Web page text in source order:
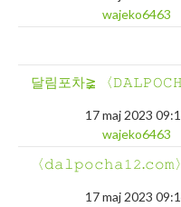
wajeko6463
달림포차≩
17 maj 2023
wajeko6463
〈𝚍𝚊𝚕𝚙𝚘𝚌𝚑𝚊𝟷𝟸.𝚌𝚘𝚖〉
17 maj 2023